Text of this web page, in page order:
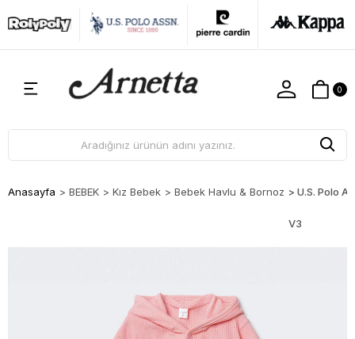
0
Anasayfa > BEBEK > Kız Bebek > Bebek Havlu & Bornoz > U.S. Polo
V3